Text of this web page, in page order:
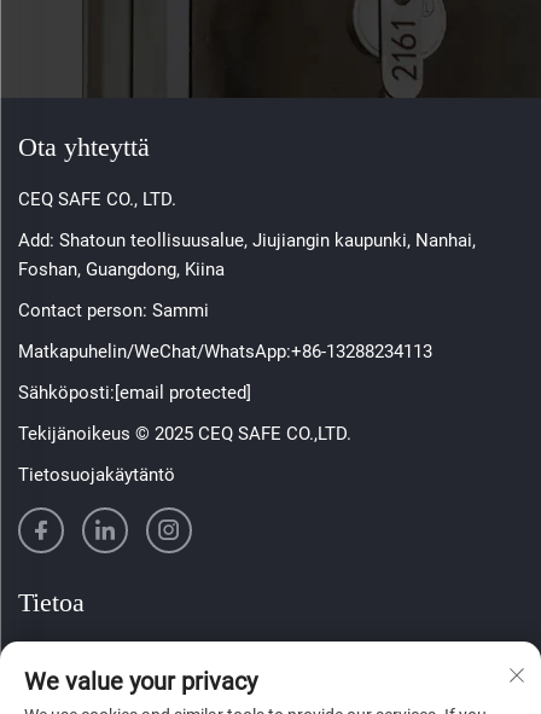
Ota yhteyttä
CEQ SAFE CO., LTD.
Add: Shatoun teollisuusalue, Jiujiangin kaupunki, Nanhai,
Foshan, Guangdong, Kiina
Contact person: Sammi
Matkapuhelin/WeChat/WhatsApp:+86-13288234113
Sähköposti:[email protected]
Tekijänoikeus © 2025 CEQ SAFE CO.,LTD.
Tietosuojakäytäntö
Tietoa
We value your privacy